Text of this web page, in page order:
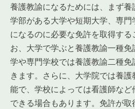
養護教諭になるためには、まず
学部がある大学や短期大学、専
になるのに必要な免許を取得す
お、大学で学ぶと養護教諭一種
学や専門学校では養護教諭二種
きます。さらに、大学院では養
能で、学校によっては看護師な
できる場合もあります。免許が